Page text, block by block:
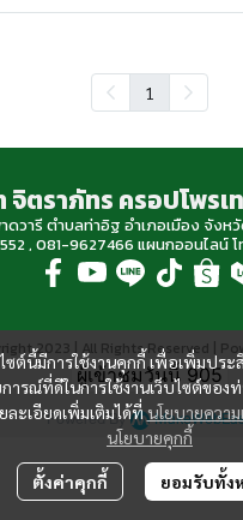
1
ซต์นี้มีการใช้งานคุกกี้ เพื่อเพิ่มปร
ารณ์ที่ดีในการใช้งานเว็บไซต์ของ
ละเอียดเพิ่มเติมได้ที่นโยบายควา
นโยบายคุกกี้
ตั้งค่าคุกกี้ ยอมรับทั้ง
จิตราภัทร ครอปโพรเ
ดวารี ตำบลท่าอิฐ อำเภอเมือง จัง
, 081-9627466 แผนกออนไลน์
2023 | All Rights Reserved |
ผู้เข้าชมวันนี้905
Powered By